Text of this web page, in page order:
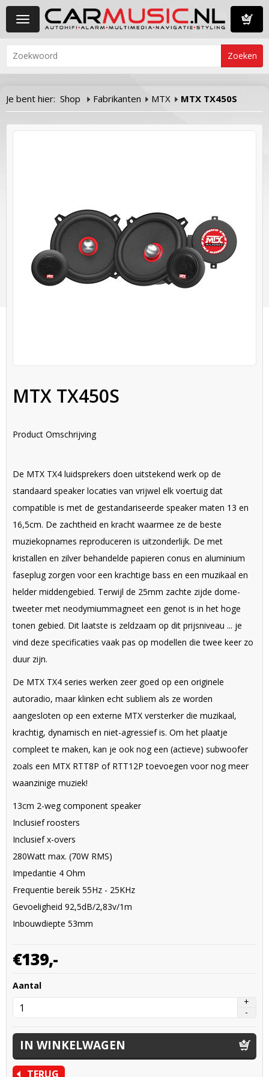
Toggle
navigation
Je bent hier: Shop Fabrikanten MTX MTX TX450S
MTX TX450S
Product Omschrijving
De MTX TX4 luidsprekers doen uitstekend werk op de
standaard speaker locaties van vrijwel elk voertuig dat
compatible is met de gestandariseerde speaker maten 13 en
16,5cm. De zachtheid en kracht waarmee ze de beste
muziekopnames reproduceren is uitzonderlijk. De met
kristallen en zilver behandelde papieren conus en aluminium
faseplug zorgen voor een krachtige bass en een muzikaal en
helder middengebied. Terwijl de 25mm zachte zijde dome-
tweeter met neodymiummagneet een genot is in het hoge
tonen gebied. Dit laatste is zeldzaam op dit prijsniveau ... je
vind deze specificaties vaak pas op modellen die twee keer zo
duur zijn.
De MTX TX4 series werken zeer goed op een originele
autoradio, maar klinken echt subliem als ze worden
aangesloten op een externe MTX versterker die muzikaal,
krachtig, dynamisch en niet-agressief is. Om het plaatje
compleet te maken, kan je ook nog een (actieve) subwoofer
zoals een MTX RTT8P of RTT12P toevoegen voor nog meer
waanzinige muziek!
13cm 2-weg component speaker
Inclusief roosters
Inclusief x-overs
280Watt max. (70W RMS)
Impedantie 4 Ohm
Frequentie bereik 55Hz - 25KHz
Gevoeligheid 92,5dB/2,83v/1m
Inbouwdiepte 53mm
€139,-
Aantal
TERUG